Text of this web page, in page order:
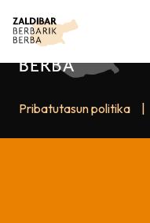
Pribatutasun politika